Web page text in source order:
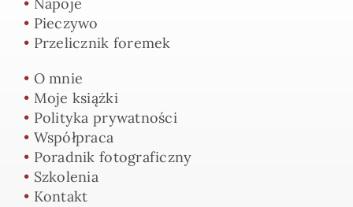
• Napoje
• Pieczywo
• Przelicznik foremek
• O mnie
• Moje książki
• Polityka prywatności
• Współpraca
• Poradnik fotograficzny
• Szkolenia
• Kontakt